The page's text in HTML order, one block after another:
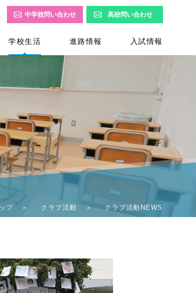
中学校問い合わせ 高校問い合わせ
学校生活 進路情報 入試情報
プ クラブ活動 クラブ活動NEWS